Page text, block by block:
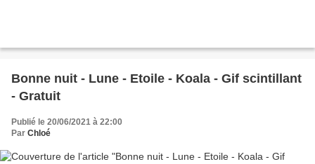
Bonne nuit - Lune - Etoile - Koala - Gif scintillant
- Gratuit
Publié le 20/06/2021 à 22:00
Par Chloé